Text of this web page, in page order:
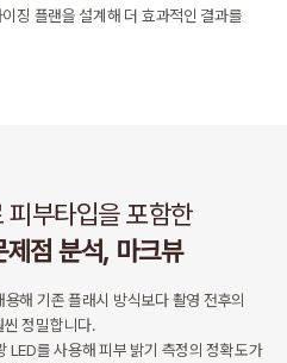
징 플랜을 설계해 더 효과적인 결과를
부타입을 포함한
점 분석, 마크뷰
해 기존 플래시 방식보다 촬영 전후의
씬 정밀합니다.
LED를 사용해 피부 밝기 측정의 정확도가